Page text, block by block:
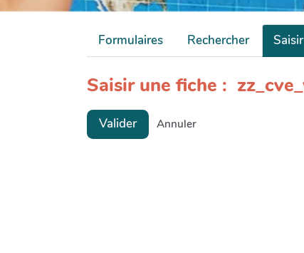
Formulaires Rechercher Saisir
Saisir une fiche :
Valider Annuler